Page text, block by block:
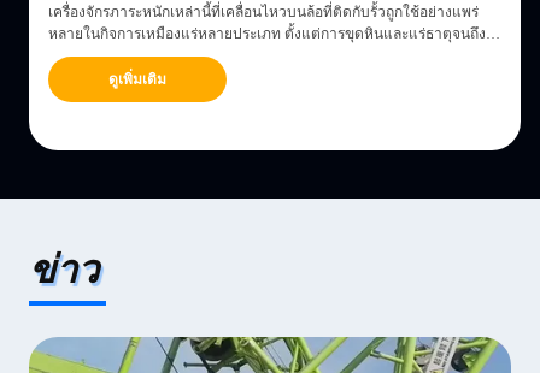
เครื่องจักรภาระหนักเหล่านี้ที่เคลื่อนไหวบนล้อที่ติดกับรั้วถูกใช้อย่างแพร่
หลายในกิจการเหมืองแร่หลายประเภท ตั้งแต่การขุดหินและแร่ธาตุจนถึง
การพัฒนาพื้นฐานบทความนี้จะพูดถึงการใช้งานข...
ดูเพิ่มเติม
ข่าว